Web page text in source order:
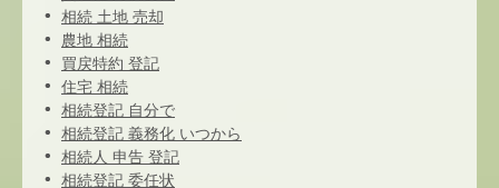
相続 土地 売却
農地 相続
買戻特約 登記
住宅 相続
相続登記 自分で
相続登記 義務化 いつから
相続人 申告 登記
相続登記 委任状